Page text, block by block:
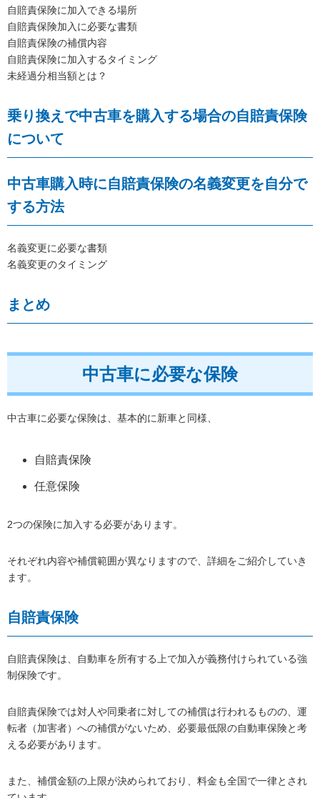
自賠責保険に加入できる場所
自賠責保険加入に必要な書類
自賠責保険の補償内容
自賠責保険に加入するタイミング
未経過分相当額とは？
乗り換えで中古車を購入する場合の自賠責保険
について
中古車購入時に自賠責保険の名義変更を自分で
する方法
名義変更に必要な書類
名義変更のタイミング
まとめ
中古車に必要な保険
中古車に必要な保険は、基本的に新車と同様、
自賠責保険
任意保険
2つの保険に加入する必要があります。
それぞれ内容や補償範囲が異なりますので、詳細をご紹介していき
ます。
自賠責保険
自賠責保険は、自動車を所有する上で加入が義務付けられている強
制保険です。
自賠責保険では対人や同乗者に対しての補償は行われるものの、運
転者（加害者）への補償がないため、必要最低限の自動車保険と考
える必要があります。
また、補償金額の上限が決められており、料金も全国で一律とされ